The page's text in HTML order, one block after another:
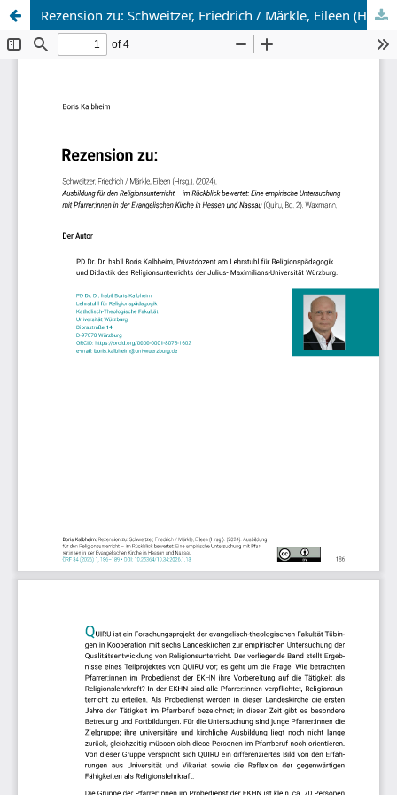
Rezension zu: Schweitzer, Friedrich / Märkle, Eileen (Hrsg.). (2024). Ausbildung für den Religionsunterricht – im Rückblick bewertet: Eine empirische Untersuchung mit Pfarrer:innen in der Evangelischen Kirche in Hessen und Nassau (Quiru, Bd. 2). Waxmann.